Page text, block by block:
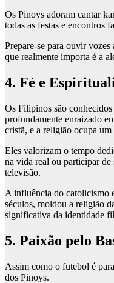
Os Pinoys adoram cantar
todas as festas e encontros
Prepare-se para ouvir
que realmente importa é a
4. Fé e
Os Filipinos são
profundamente enraizado
cristã, e a religião ocupa
Eles valorizam o tempo
na vida real ou participar
televisão.
A influência do catolicismo
séculos, moldou a religião
significativa da identidade
5. Paixão pelo
Assim como o futebol é
dos Pinoys.